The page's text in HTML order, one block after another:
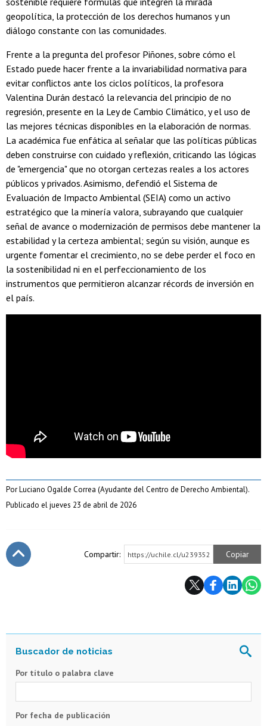
geopolítica, la protección de los derechos humanos y un
diálogo constante con las comunidades.
Frente a la pregunta del profesor Piñones, sobre cómo el
Estado puede hacer frente a la invariabilidad normativa para
evitar conflictos ante los ciclos políticos, la profesora
Valentina Durán destacó la relevancia del principio de no
regresión, presente en la Ley de Cambio Climático, y el uso de
las mejores técnicas disponibles en la elaboración de normas.
La académica fue enfática al señalar que las políticas públicas
deben construirse con cuidado y reflexión, criticando las lógicas
de "emergencia" que no otorgan certezas reales a los actores
públicos y privados. Asimismo, defendió el Sistema de
Evaluación de Impacto Ambiental (SEIA) como un activo
estratégico que la minería valora, subrayando que cualquier
señal de avance o modernización de permisos debe mantener la
estabilidad y la certeza ambiental; según su visión, aunque es
urgente fomentar el crecimiento, no se debe perder el foco en
la sostenibilidad ni en el perfeccionamiento de los
instrumentos que permitieron alcanzar récords de inversión en
el país.
Por Luciano Ogalde Correa (Ayudante del Centro de Derecho Ambiental).
Publicado el jueves 23 de abril de 2026
Compartir: https://uchile.cl/u239352 Copiar
Por título o palabra clave